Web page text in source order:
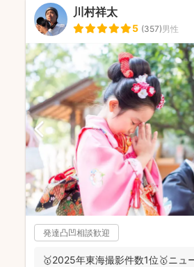
川村祥太
5 (357)男性
発達凸凹相談歓迎
🥇2025年東海撮影件数1位🥇ニュ